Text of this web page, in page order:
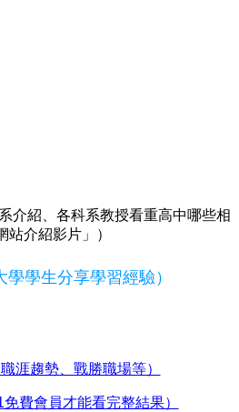
介紹、各科系教授看重高中哪些相
介紹影片」）
學生分享學習經驗）
涯趨勢、戰勝職場等）
費會員才能看完整結果）